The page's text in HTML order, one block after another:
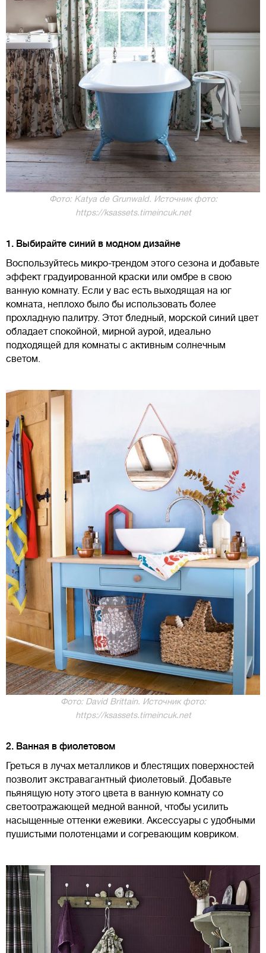
Фото: Katya de Grunwald. Источник фото:
https://ksassets.timeincuk.net
1. Выбирайте синий в модном дизайне
Воспользуйтесь микро-трендом этого сезона и добавьте
эффект градуированной краски или омбре в свою
ванную комнату. Если у вас есть выходящая на юг
комната, неплохо было бы использовать более
прохладную палитру. Этот бледный, морской синий цвет
обладает спокойной, мирной аурой, идеально
подходящей для комнаты с активным солнечным
светом.
Фото: David Brittain. Источник фото:
https://ksassets.timeincuk.net
2. Ванная в фиолетовом
Греться в лучах металликов и блестящих поверхностей
позволит экстравагантный фиолетовый. Добавьте
пьянящую ноту этого цвета в ванную комнату со
светоотражающей медной ванной, чтобы усилить
насыщенные оттенки ежевики. Аксессуары с удобными
пушистыми полотенцами и согревающим ковриком.